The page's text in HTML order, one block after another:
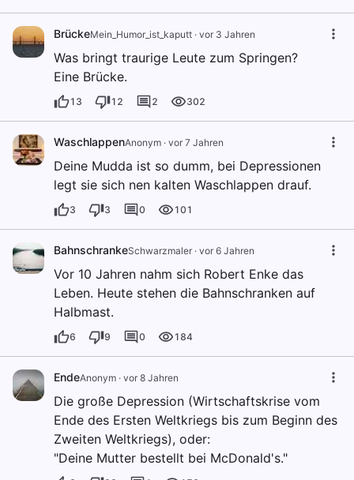
BrückeMein_Humor_ist_kaputt · vor 3 Jahren
Was bringt traurige Leute zum Springen?
Eine Brücke.
13 12 2 302
WaschlappenAnonym · vor 7 Jahren
Deine Mudda ist so dumm, bei Depressionen
legt sie sich nen kalten Waschlappen drauf.
3 3 0 101
BahnschrankeSchwarzmaler · vor 6 Jahren
Vor 10 Jahren nahm sich Robert Enke das
Leben. Heute stehen die Bahnschranken auf
Halbmast.
6 9 0 184
EndeAnonym · vor 8 Jahren
Die große Depression (Wirtschaftskrise vom
Ende des Ersten Weltkriegs bis zum Beginn des
Zweiten Weltkriegs), oder:
"Deine Mutter bestellt bei McDonald's."